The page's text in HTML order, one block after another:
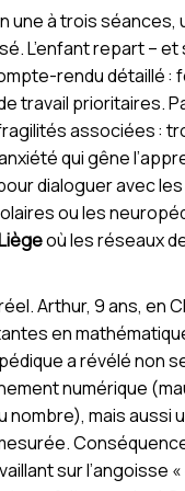
une à trois séances,
L’enfant repart –
rendu détaillé :
travail prioritaires.
associées :
qui gêne
dialoguer avec
ou les
où les réseaux
Arthur, 9 ans, en
en
a révélé non
numérique
mais aussi
sur l’angoisse